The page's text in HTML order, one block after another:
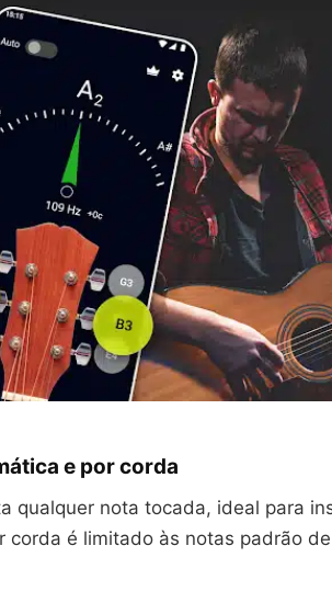
e por corda
qualquer nota tocada, ideal para
corda é limitado às notas padrão